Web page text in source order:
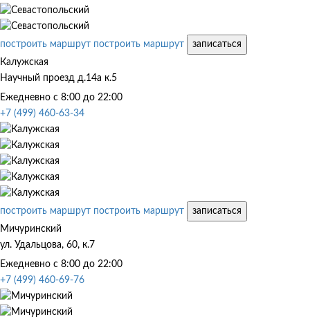
построить маршрут построить маршрут
записаться
Калужская
Научный проезд д.14а к.5
Ежедневно с 8:00 до 22:00
+7 (499) 460-63-34
построить маршрут построить маршрут
записаться
Мичуринский
ул. Удальцова, 60, к.7
Ежедневно с 8:00 до 22:00
+7 (499) 460-69-76